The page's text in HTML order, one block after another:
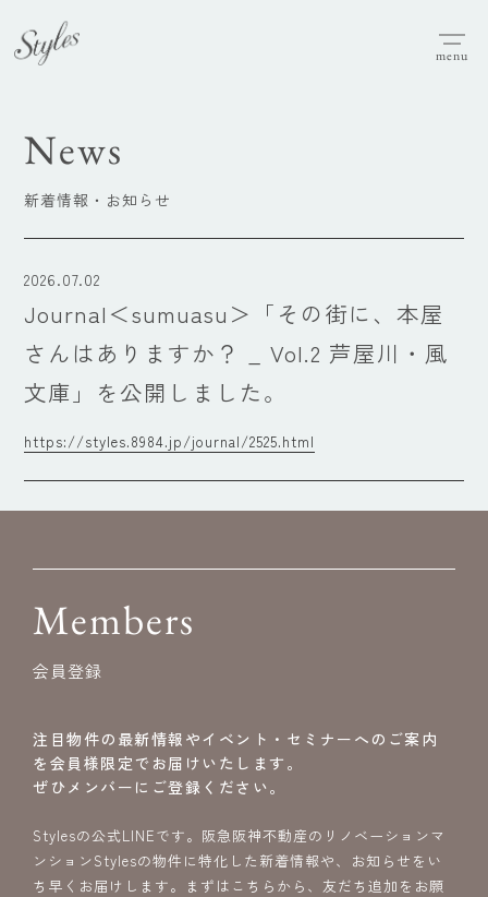
menu
News
新着情報・お知らせ
2026.07.02
Journal＜sumuasu＞「その街に、本屋
さんはありますか？ _ Vol.2 芦屋川・風
文庫」を公開しました。
https://styles.8984.jp/journal/2525.html
Members
会員登録
注目物件の最新情報やイベント・セミナーへのご案内
を会員様限定でお届けいたします。
ぜひメンバーにご登録ください。
Stylesの公式LINEです。阪急阪神不動産のリノベーションマ
ンションStylesの物件に特化した新着情報や、お知らせをい
ち早くお届けします。まずはこちらから、友だち追加をお願